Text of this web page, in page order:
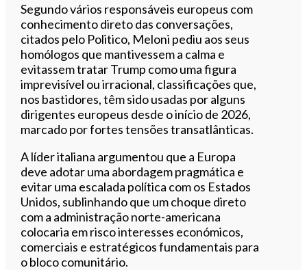
Segundo vários responsáveis europeus com
conhecimento direto das conversações,
citados pelo Politico, Meloni pediu aos seus
homólogos que mantivessem a calma e
evitassem tratar Trump como uma figura
imprevisível ou irracional, classificações que,
nos bastidores, têm sido usadas por alguns
dirigentes europeus desde o início de 2026,
marcado por fortes tensões transatlânticas.
A líder italiana argumentou que a Europa
deve adotar uma abordagem pragmática e
evitar uma escalada política com os Estados
Unidos, sublinhando que um choque direto
com a administração norte-americana
colocaria em risco interesses económicos,
comerciais e estratégicos fundamentais para
o bloco comunitário.